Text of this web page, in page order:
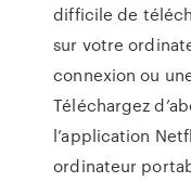
difficile de
sur votre
connexion ou
Téléchargez
l’application
ordinateur